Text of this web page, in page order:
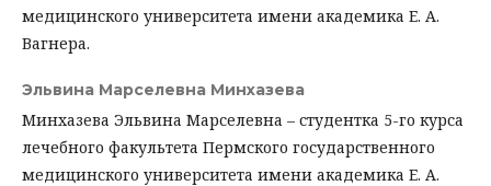
медицинского университета имени академика Е. А.
Вагнера.
Эльвина Марселевна Минхазева
Минхазева Эльвина Марселевна – студентка 5-го курса
лечебного факультета Пермского государственного
медицинского университета имени академика Е. А.